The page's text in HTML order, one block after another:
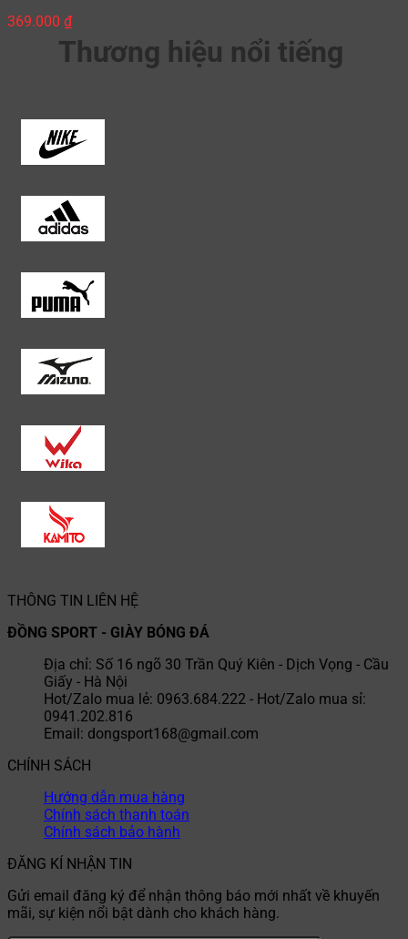
369.000 ₫
Thương hiệu nổi tiếng
THÔNG TIN LIÊN HỆ
ĐỒNG SPORT - GIÀY BÓNG ĐÁ
Địa chỉ: Số 16 ngõ 30 Trần Quý Kiên - Dịch Vọng - Cầu
Giấy - Hà Nội
Hot/Zalo mua lẻ: 0963.684.222 - Hot/Zalo mua sỉ:
0941.202.816
Email: dongsport168@gmail.com
CHÍNH SÁCH
Hướng dẫn mua hàng
Chính sách thanh toán
Chính sách bảo hành
ĐĂNG KÍ NHẬN TIN
Gửi email đăng ký để nhận thông báo mới nhất về khuyến
mãi, sự kiện nổi bật dành cho khách hàng.